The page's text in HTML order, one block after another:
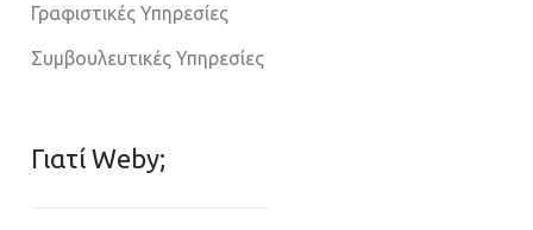
Γραφιστικές Υπηρεσίες
Συμβουλευτικές Υπηρεσίες
Γιατί Weby;